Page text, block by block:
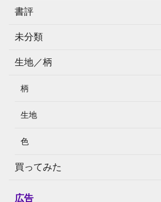
書評
未分類
生地／柄
柄
生地
色
買ってみた
広告